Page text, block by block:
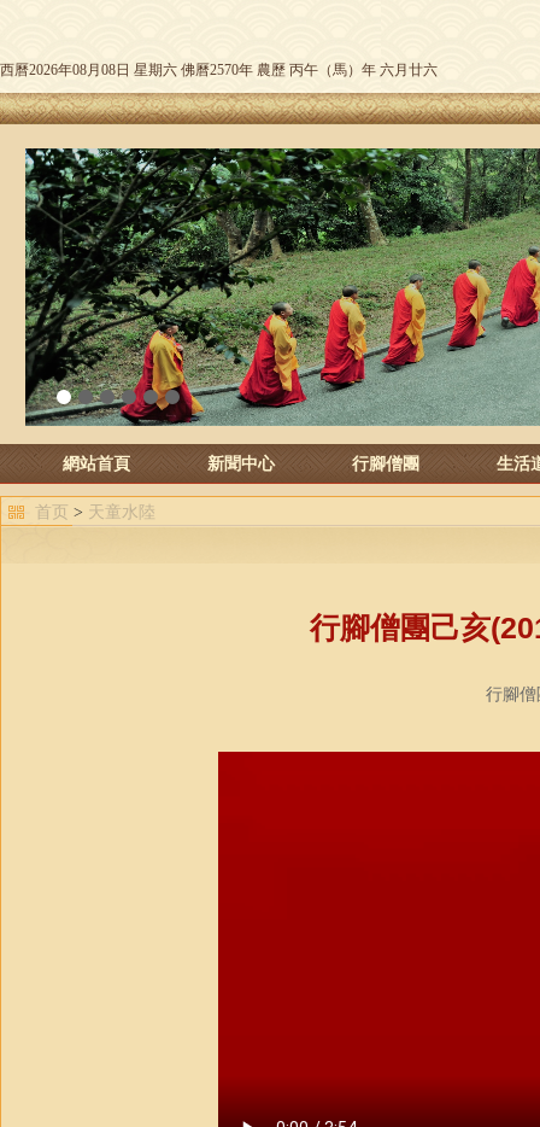
西曆2026年08月08日 星期六 佛曆2570年 農歷 丙午（馬）年 六月廿六
1 2 3 4 5 6
網站首頁 新聞中心 行腳僧團 生活
首页 > 天童水陸
行腳僧團己亥
行腳僧